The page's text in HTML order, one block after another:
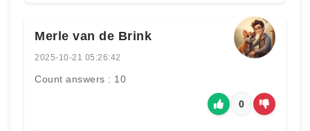
Merle van de Brink
2025-10-21 05:26:42
Count answers : 10
0